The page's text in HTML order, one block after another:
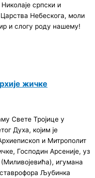
српски и
Небескога, моли
и слогу роду нашему!
жичке
Свете Тројице у
Духа, којим је
и Митрополит
Господин Арсеније, уз
игумана
Љубинка